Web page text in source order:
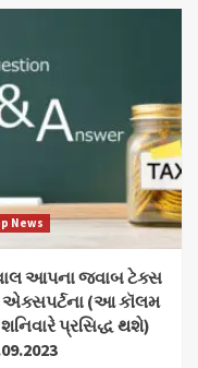
News
આપના જવાબ ટેક્સ
એક્સપર્ટના (આ કૉલમ
પ્રસિદ્ધ થશે)